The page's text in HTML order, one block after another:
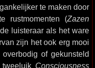
te maken door
rustmomenten (Zazen
luisteraar als het ware
zijn het ook erg mooi
of gekunsteld
Consciousness